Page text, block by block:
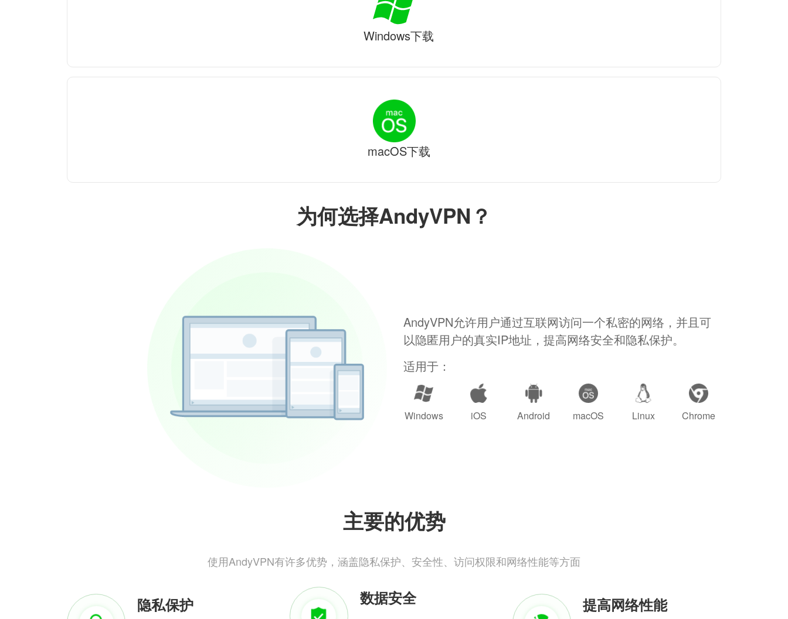
为何选择AndyVPN？
AndyVPN允许用户通过互联网访问一个私密的网络，并且可
以隐匿用户的真实IP地址，提高网络安全和隐私保护。
适用于：
Windows iOS Android macOS Linux Chrome
主要的优势
使用AndyVPN有许多优势，涵盖隐私保护、安全性、访问权限和网络性能等方面
隐私保护 数据安全 提高网络性能
Windows下载
macOS下载